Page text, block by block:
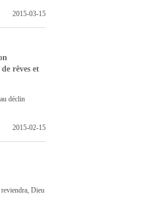
2015-03-15
rêves et
déclin
2015-02-15
Dieu